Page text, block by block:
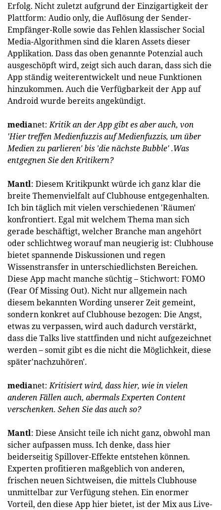
Erfolg. Nicht zuletzt aufgrund der Einzigartigkeit der
Plattform: Audio only, die Auflösung der Sender-
Empfänger-Rolle sowie das Fehlen klassischer Social
Media-Algorithmen sind die klaren Assets dieser
Applikation. Dass das oben genannte Potenzial auch
ausgeschöpft wird, zeigt sich auch daran, dass sich die
App ständig weiterentwickelt und neue Funktionen
hinzukommen. Auch die Verfügbarkeit der App auf
Android wurde bereits angekündigt.
medianet:Kritik an der App gibt es aber auch, von
'Hier treffen Medienfuzzis auf Medienfuzzis, um über
Medien zu parlieren' bis 'die nächste Bubble' .Was
entgegnen Sie den Kritikern?
Mantl: Diesem Kritikpunkt würde ich ganz klar die
breite Themenvielfalt auf Clubhouse entgegenhalten.
Ich bin täglich mit vielen verschiedenen 'Räumen'
konfrontiert. Egal mit welchem Thema man sich
gerade beschäftigt, welcher Branche man angehört
oder schlichtweg worauf man neugierig ist: Clubhouse
bietet spannende Diskussionen und regen
Wissenstransfer in unterschiedlichsten Bereichen.
Diese App macht manche süchtig – Stichwort: FOMO
(Fear Of Missing Out). Nicht nur allgemein nach
diesem bekannten Wording unserer Zeit gemeint,
sondern konkret auf Clubhouse bezogen: Die Angst,
etwas zu verpassen, wird auch dadurch verstärkt,
dass die Talks live stattfinden und nicht aufgezeichnet
werden – somit gibt es die nicht die Möglichkeit, diese
später'nachzuhören'.
medianet:Kritisiert wird, dass hier, wie in vielen
anderen Fällen auch, abermals Experten Content
verschenken. Sehen Sie das auch so?
Mantl: Diese Ansicht teile ich nicht ganz, obwohl man
sicher aufpassen muss. Ich denke, dass hier
beiderseitig Spillover-Effekte entstehen können.
Experten profitieren maßgeblich von anderen,
frischen neuen Sichtweisen, die mittels Clubhouse
unmittelbar zur Verfügung stehen. Ein enormer
Vorteil, den diese App hier bietet, ist der Mix aus Live-